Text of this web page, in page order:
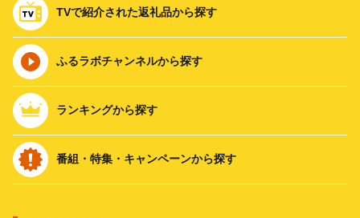
TVで紹介された返礼品から探す
ふるラボチャンネルから探す
ランキングから探す
番組・特集・キャンペーンから探す